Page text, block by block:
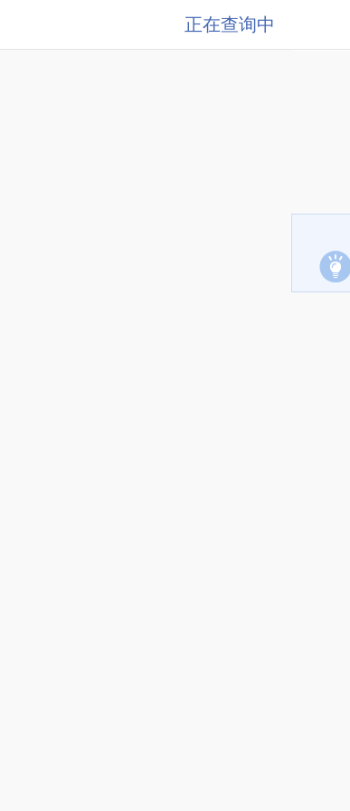
正在查询中